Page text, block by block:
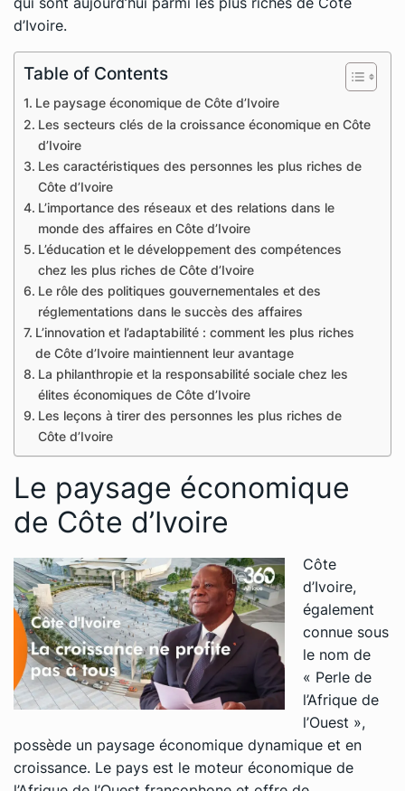
d’Ivoire.
Table of Contents
Le paysage économique de Côte d’Ivoire
Les secteurs clés de la croissance économique en Côte
d’Ivoire
Les caractéristiques des personnes les plus riches de
Côte d’Ivoire
L’importance des réseaux et des relations dans le
monde des affaires en Côte d’Ivoire
L’éducation et le développement des compétences
chez les plus riches de Côte d’Ivoire
Le rôle des politiques gouvernementales et des
réglementations dans le succès des affaires
L’innovation et l’adaptabilité : comment les plus riches
de Côte d’Ivoire maintiennent leur avantage
La philanthropie et la responsabilité sociale chez les
élites économiques de Côte d’Ivoire
Les leçons à tirer des personnes les plus riches de
Côte d’Ivoire
Le paysage économique
de Côte d’Ivoire
Côte
d’Ivoire,
également
connue sous
le nom de
« Perle de
l’Afrique de
l’Ouest »,
possède un paysage économique dynamique et en
croissance. Le pays est le moteur économique de